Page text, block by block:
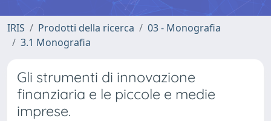
IRIS Prodotti della ricerca
03 - Monografia
3.1 Monografia
Gli strumenti di innovazione
finanziaria e le piccole e medie
imprese.